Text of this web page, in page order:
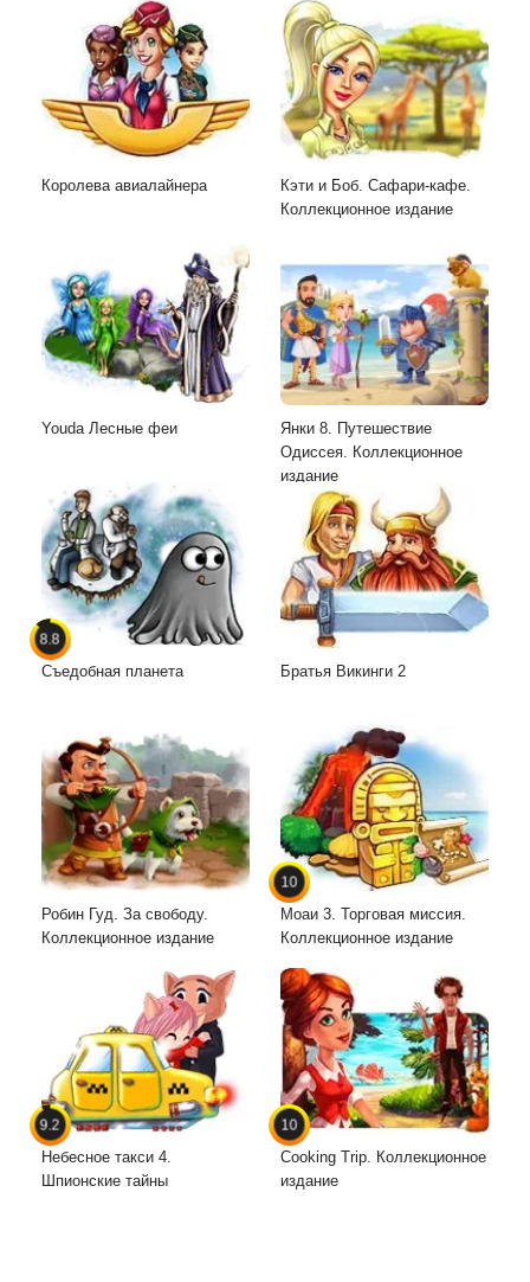
Королева авиалайнера
Кэти и Боб. Сафари-кафе.
Коллекционное издание
Youda Лесные феи
Янки 8. Путешествие
Одиссея. Коллекционное
издание
8.8
Съедобная планета Братья Викинги 2
Робин Гуд. За свободу.
Коллекционное издание
10
Моаи 3. Торговая миссия.
Коллекционное издание
9.2
Небесное такси 4.
Шпионские тайны
10
Cooking Trip. Коллекционное
издание